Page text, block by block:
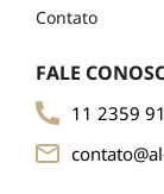
Contato
FALE
11 2359